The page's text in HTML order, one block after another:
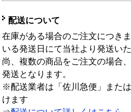
配送について
在庫がある場合のご注文につき
いる発送日にて当社より発送い
尚、複数の商品をご注文の場合
発送となります。
※配送業者は「佐川急便」また
けます